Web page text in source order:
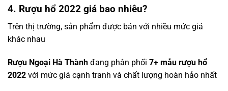
4. Rượu hổ 2022 giá bao nhiêu?
Trên thị trường, sản phẩm được bán với nhiều mức giá
khác nhau
Rượu Ngoại Hà Thành đang phân phối 7+ mẫu rượu hổ
2022 với mức giá cạnh tranh và chất lượng hoàn hảo nhất